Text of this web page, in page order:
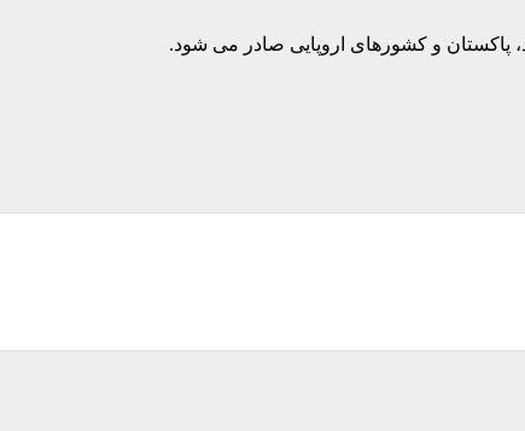
پاکستان و کشورهای اروپایی صادر می شود.